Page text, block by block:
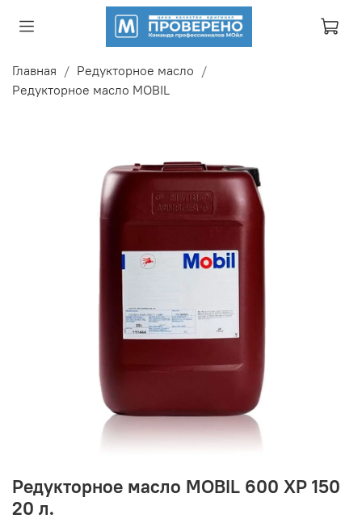
Главная
Редукторное масло
Редукторное масло MOBIL
Редукторное масло MOBIL 600 XP 150
20 л.